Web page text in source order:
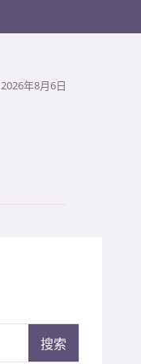
2026年8月6日
搜索